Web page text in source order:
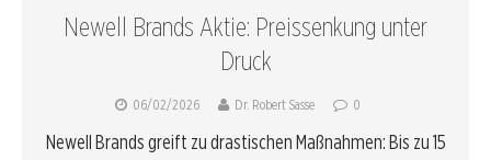
Newell Brands Aktie: Preissenkung unter
Druck
06/02/2026 Dr. Robert Sasse 0
Newell Brands greift zu drastischen Maßnahmen: Bis zu 15